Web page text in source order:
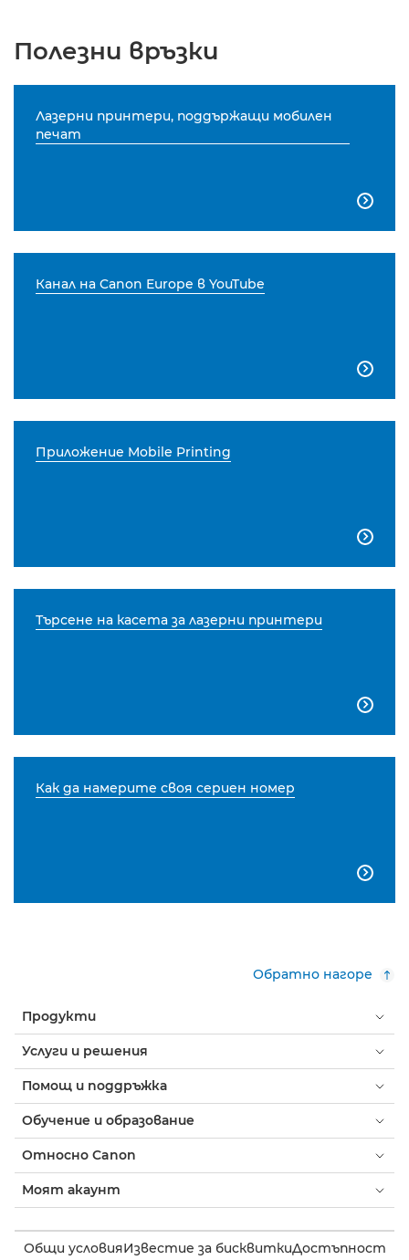
Полезни връзки
Лазерни принтери, поддържащи мобилен
печат

Канал на Canon Europe в YouTube

Приложение Mobile Printing

Търсене на касета за лазерни принтери

Как да намерите своя сериен номер

Обратно нагоре
Продукти
Услуги и решения
Помощ и поддръжка
Обучение и образование
Относно Canon
Моят акаунт
Общи условияИзвестие за бисквиткиДостъпност